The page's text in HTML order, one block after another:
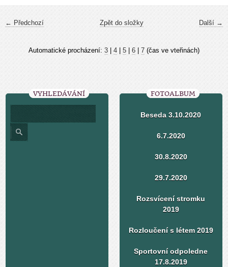
← Předchozí Další →
Zpět do složky
Automatické procházení: 3 4 5 6 7 (čas ve vteřinách)
VYHLEDÁVÁNÍ FOTOALBUM
Beseda 3.10.2020
6.7.2020
30.8.2020
29.7.2020
Rozsvícení stromku
2019
Rozloučení s létem 2019
Sportovní odpoledne
17.8.2019